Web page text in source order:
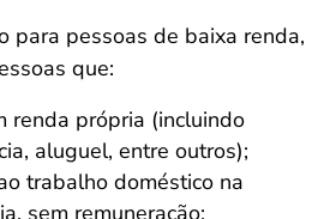
para pessoas de baixa renda,
que:
renda própria (incluindo
aluguel, entre outros);
trabalho doméstico na
sem remuneração;